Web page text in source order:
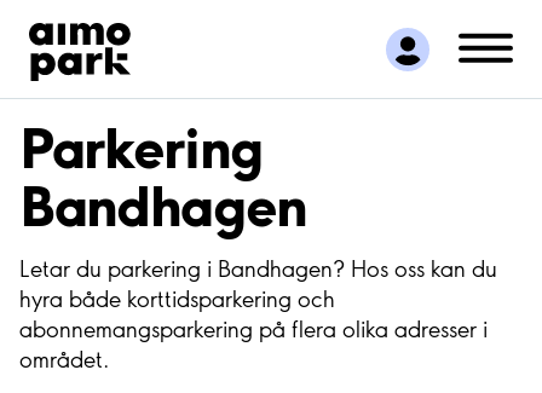
Hitta parkering
Samarbete
Kundservice
Om Aimo Park
Parkering
Bandhagen
Letar du parkering i Bandhagen? Hos oss kan du
hyra både korttidsparkering och
abonnemangsparkering på flera olika adresser i
området.